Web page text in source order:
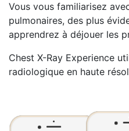
Vous vous familiarisez
pulmonaires, des plus
apprendrez à déjouer les
Chest X-Ray Experience
radiologique en haute